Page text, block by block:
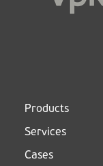
Products
Services
Cases